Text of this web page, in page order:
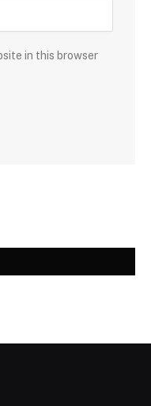
in this browser